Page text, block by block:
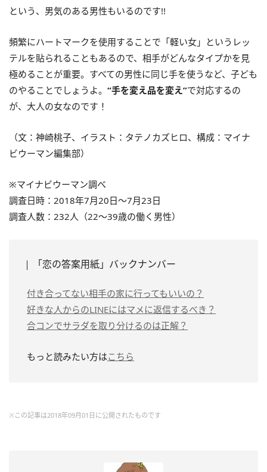
という、男気のある男性もいるのです!!
頻繁にハートマークを使用することで「軽い女」というレッ
テルを貼られることもあるので、相手がどんなタイプかを見
極めることが重要。すべての男性に同じ手を使うなど、子ども
のやることでしょうよ。 “手を変え品を変え”で対応するの
が、大人の女なのです！
（文：神崎桃子、イラスト：タテノカズヒロ、構成：マイナ
ビウーマン編集部）
※マイナビウーマン調べ
調査日時：2018年7月20日～7月23日
調査人数：232人（22～39歳の働く男性）
「恋の答案用紙」バックナンバー
付き合ってない相手の家に行ってもいいの？
好きな人からのLINEにはマメに返信するべき？
合コンでサラダを取り分けるのは正解？
もっと読みたい方はこちら
※この記事は2018年09月01日に公開されたものです